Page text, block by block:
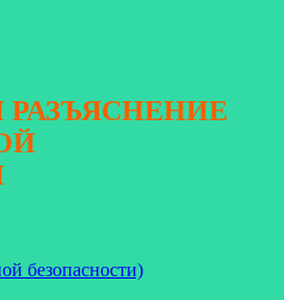
безопасности)